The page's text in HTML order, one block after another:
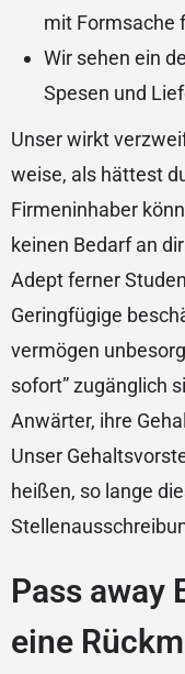
mit Formsache
Wir sehen ein
Spesen und
Unser wirkt
weise, als hättest
Firmeninhaber
keinen Bedarf an
Adept ferner
Geringfügige
vermögen
sofort” zugänglich
Anwärter, ihre
Unser
heißen, so lange
Pass away
eine